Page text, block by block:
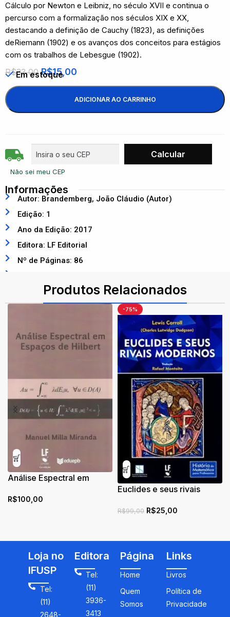
Cálculo por Newton e Leibniz, no século XVII e continua o
percurso com a formalização nos séculos XIX e XX,
destacando a definição de Cauchy (1823), as definições
deRiemann (1902) e os avanços dos conceitos para estágios
com os trabalhos de Lebesgue (1902).
R$33,00 R$15,00
Em estoque
ADICIONAR AO CARRINHO
Não sei meu CEP
Informações
Autor: Brandemberg, João Cláudio (Autor)
Edição: 1
Ano da Edição: 2017
Editora: LF Editorial
Nº de Páginas: 86
Produtos Relacionados
Análise Espectral em
R$100,00
-75%
Euclides e seus rivais
R$99,00 R$25,00
Loja no
IFUSP
Tel:
(11)
2648-
Editora
Tel:
(11)
3936-
3413
Página
Home
Quem
Somos
Links
Livros
Política de
Privacidade